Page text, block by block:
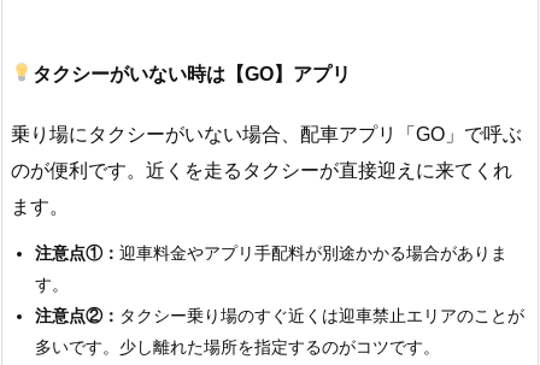
タクシーがいない時は【GO】アプリ
乗り場にタクシーがいない場合、配車アプリ「GO」で呼ぶ
のが便利です。近くを走るタクシーが直接迎えに来てくれ
ます。
注意点①： 迎車料金やアプリ手配料が別途かかる場合がありま
す。
注意点②： タクシー乗り場のすぐ近くは迎車禁止エリアのことが
多いです。少し離れた場所を指定するのがコツです。